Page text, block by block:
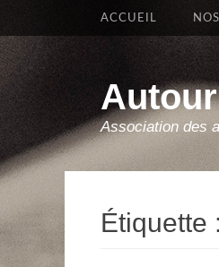
Association des
Premier
Aller
ACCUEIL
Étiquette :